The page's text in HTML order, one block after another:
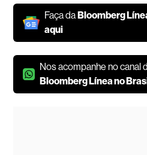
Faça daBloomberg
aqui
Nos acompanhe no canal
Bloomberg Línea no